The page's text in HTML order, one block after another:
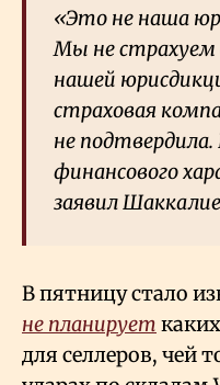
«Это не наша
Мы не страхуем
нашей
страховая
не
финансового
заявил
В пятницу стало
не планирует
для селлеров, чей